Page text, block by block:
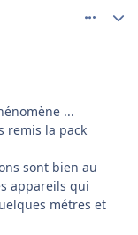
...
remis la pack
sont bien au
appareils qui
métres et